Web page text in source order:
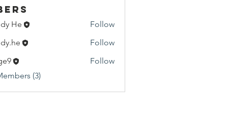
He Follow
Follow
Follow
(3)